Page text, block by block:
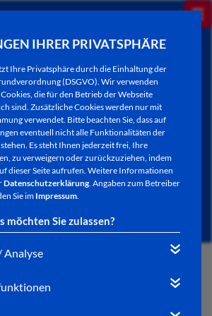
IHRER PRIVATSPHÄRE
Ihre Privatsphäre durch die Einhaltung der
(DSGVO). Wir verwenden
die für den Betrieb der Webseite
sind. Zusätzliche Cookies werden nur mit
verwendet. Bitte beachten Sie, dass auf
eventuell nicht alle Funktionalitäten der
Es steht Ihnen jederzeit frei, Ihre
zu verweigern oder zurückzuziehen, indem
dieser Seite aufrufen. Weitere Informationen
Datenschutzerklärung. Angaben zum Betreiber
Sie im Impressum.
möchten Sie zulassen?
Analyse
/ CITY LETTER